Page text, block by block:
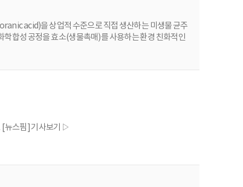
acid)을 상업적 수준으로 직접 생산하는 미생물 균주
합성 공정을 효소(생물촉매)를 사용하는 환경 친화적인
[뉴스핌] 기사보기 ▷